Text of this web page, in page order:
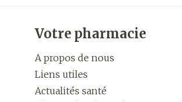
Votre pharmacie
A propos de nous
Liens utiles
Actualités santé